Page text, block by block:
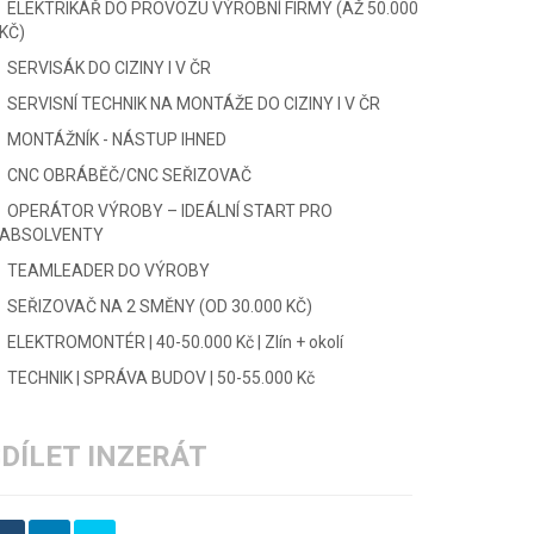
ELEKTRIKÁŘ DO PROVOZU VÝROBNÍ FIRMY (AŽ 50.000
KČ)
SERVISÁK DO CIZINY I V ČR
SERVISNÍ TECHNIK NA MONTÁŽE DO CIZINY I V ČR
MONTÁŽNÍK - NÁSTUP IHNED
CNC OBRÁBĚČ/CNC SEŘIZOVAČ
OPERÁTOR VÝROBY – IDEÁLNÍ START PRO
ABSOLVENTY
TEAMLEADER DO VÝROBY
SEŘIZOVAČ NA 2 SMĚNY (OD 30.000 KČ)
ELEKTROMONTÉR | 40-50.000 Kč | Zlín + okolí
TECHNIK | SPRÁVA BUDOV | 50-55.000 Kč
INZERÁT